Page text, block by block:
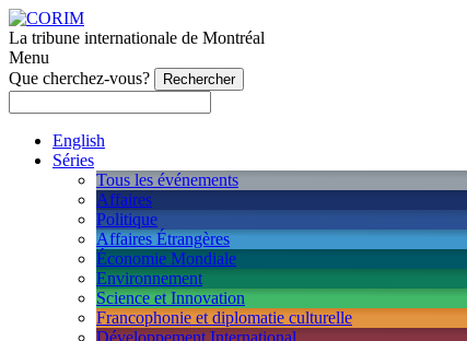
La tribune internationale de Montréal
Menu
Que cherchez-vous?
English
Séries
Tous les événements
Affaires
Politique
Affaires Étrangères
Économie Mondiale
Environnement
Science et Innovation
Francophonie et diplomatie culturelle
Développement International